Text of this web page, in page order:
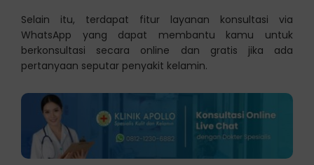
Selain itu, terdapat fitur layanan konsultasi via
WhatsApp yang dapat membantu kamu untuk
berkonsultasi secara online dan gratis jika ada
pertanyaan seputar penyakit kelamin.